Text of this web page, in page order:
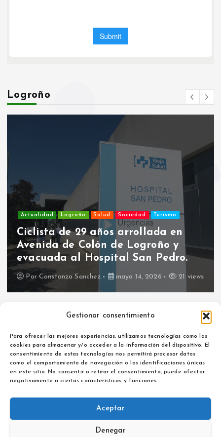
Gestionar consentimiento
Para ofrecer las mejores experiencias, utilizamos tecnologías como las
cookies para almacenar y/o acceder a la información del dispositivo. El
consentimiento de estas tecnologías nos permitirá procesar datos
como el comportamiento de navegación o las identificaciones únicas
en este sitio. No consentir o retirar el consentimiento, puede afectar
negativamente a ciertas características y funciones.
Aceptar
Denegar
Logroño
Actualidad Eventos y Actividades
Igualdad y Diversidad Sociedad
Feministas del PCE-IU piden la
cancelación del concierto de
Plácido Domingo en Logroño.
Constanza Sanchez
26 views
Aviso legal
Política de privacidad
Copyright © 2026 La Opinión de La Rioja | Powered by